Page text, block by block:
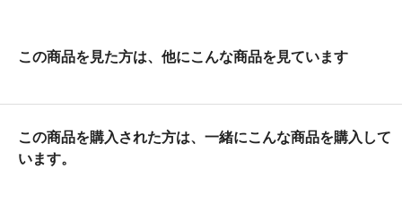
この商品を見た方は、他にこんな商品を見ています
この商品を購入された方は、一緒にこんな商品を購入して
います。